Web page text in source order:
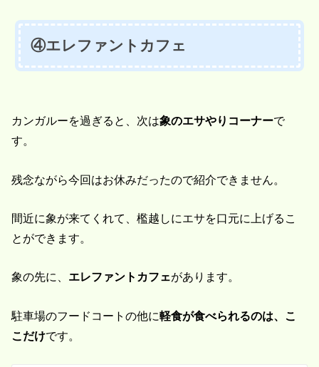
④エレファントカフェ
カンガルーを過ぎると、次は象のエサやりコーナーで
す。
残念ながら今回はお休みだったので紹介できません。
間近に象が来てくれて、檻越しにエサを口元に上げるこ
とができます。
象の先に、 エレファントカフェがあります。
駐車場のフードコートの他に軽食が食べられるのは、こ
こだけです。